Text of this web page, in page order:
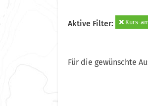
Aktive Filter: Kurs-
Für die gewünschte